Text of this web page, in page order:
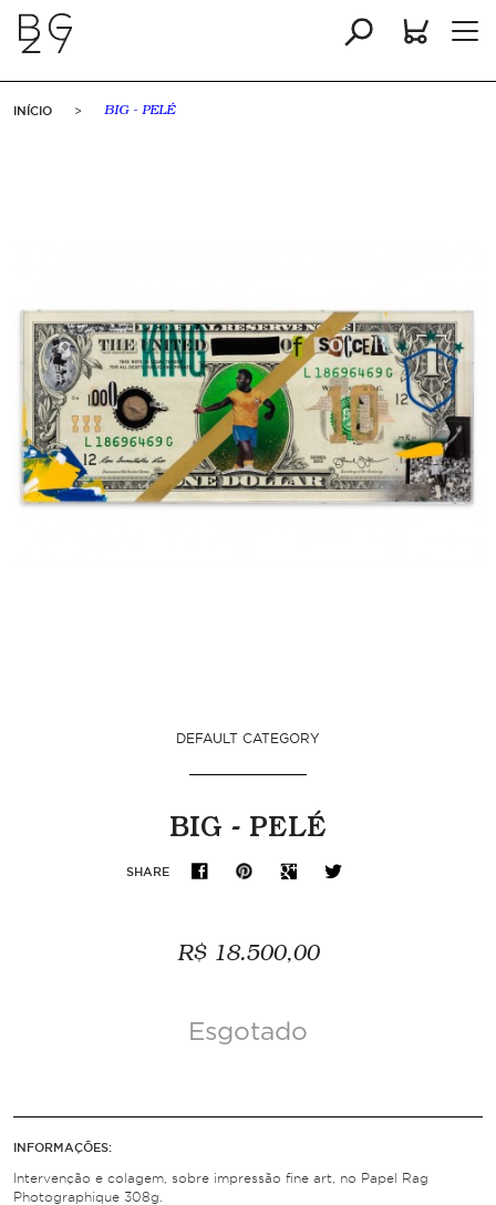
INÍCIO > BIG - PELÉ
DEFAULT CATEGORY
BIG - PELÉ
SHARE
R$ 18.500,00
Esgotado
INFORMAÇÕES:
Intervenção e colagem, sobre impressão fine art, no Papel Rag
Photographique 308g.